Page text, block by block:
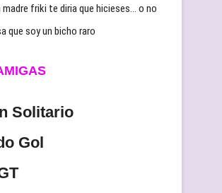
madre friki te diria que hicieses… o no
que soy un bicho raro
Solitario
Gol